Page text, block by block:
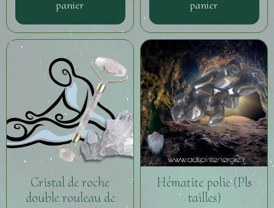
panier
panier
Cristal de roche
double rouleau de
Hématite polie (Pls
tailles)